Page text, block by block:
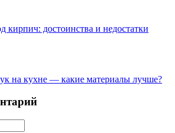
кирпич: достоинства и недостатки
на кухне — какие материалы лучше?